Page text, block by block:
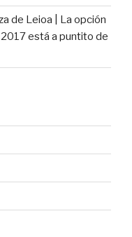
de Leioa | La opción
2017 está a puntito de